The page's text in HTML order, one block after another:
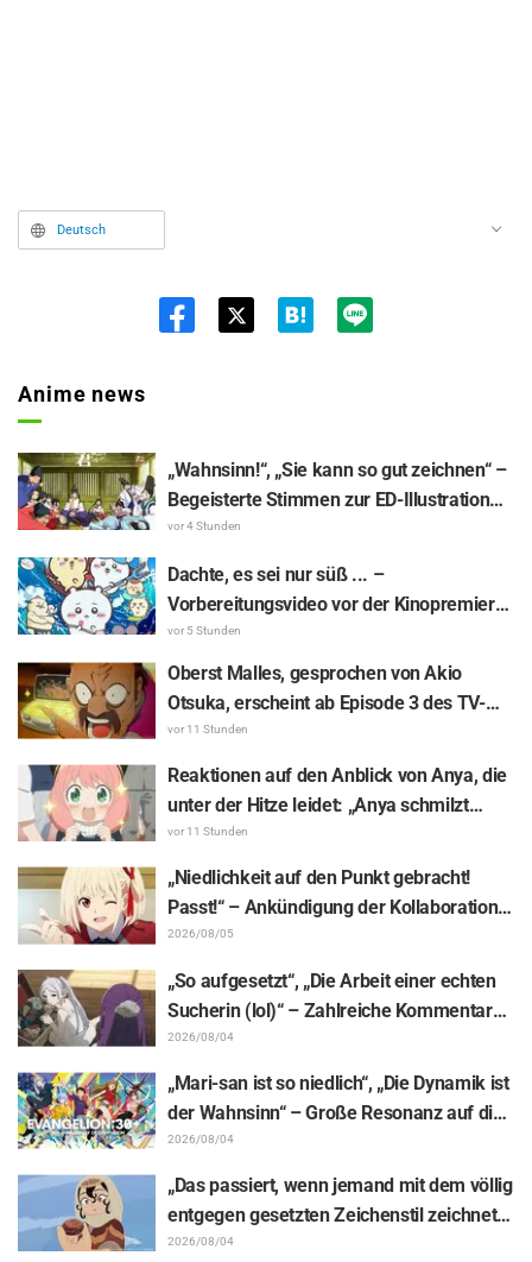
Deutsch
Anime news
„Wahnsinn!“, „Sie kann so gut zeichnen“ –
Begeisterte Stimmen zur ED-Illustration
von Asaki Yuikawa, der Sprecherin der
Episode 13
vor 4 Stunden
Dachte, es sei nur süß ... –
Vorbereitungsvideo vor der Kinopremiere
von „Chiikawa“ sorgt mit überraschender
Kluft für Erstaunen: „Härter als gedacht“,
„Es geht nur um Arbeit“
vor 5 Stunden
Oberst Malles, gesprochen von Akio
Otsuka, erscheint ab Episode 3 des TV-
Animes „The Ghost in the Shell“! Cast-
Kommentar & Endcard enthüllt
vor 11 Stunden
Reaktionen auf den Anblick von Anya, die
unter der Hitze leidet: „Anya schmilzt
dahin“ – „SPY x FAMILY“-
Ankündigungsillustration sorgt für
Aufsehen
vor 11 Stunden
„Niedlichkeit auf den Punkt gebracht!
Passt!“ – Ankündigung der Kollaboration
zwischen „Lycoris Recoil“ und Kumamine
von „Shigoto Neko“ sorgt für zahlreiche
„Passt!“-Reaktionen
2026/08/05
„So aufgesetzt“, „Die Arbeit einer echten
Sucherin (lol)“ – Zahlreiche Kommentare
zu einer Frieren-Plüschfigur, die in einer
Ausstellungs-Mimik steckt: „Frieren –
Nach dem Ende der Reise“
2026/08/04
„Mari-san ist so niedlich“, „Die Dynamik ist
der Wahnsinn“ – Große Resonanz auf die
Enthüllung von Hidenori Matsubaras
wunderschöner Zeichnung der drei
Figuren aus „Neon Genesis Evangelion“ im
Plugsuit
2026/08/04
„Das passiert, wenn jemand mit dem völlig
entgegen gesetzten Zeichenstil zeichnet“
– Fans begeistert von der Unterstützungs-
2026/08/04